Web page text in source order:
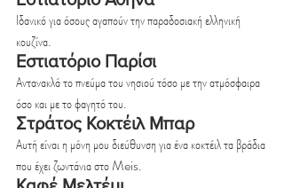
Ιδανικό για όσους αγαπούν την παραδοσιακή ελληνική
κουζίνα.
Εστιατόριο Παρίσι
Αντανακλά το πνεύμα του νησιού τόσο με την ατμόσφαιρα
όσο και με το φαγητό του.
Στράτος Κοκτέιλ Μπαρ
Αυτή είναι η μόνη μου διεύθυνση για ένα κοκτέιλ τα βράδια
που έχει ζωντάνια στο Meis.